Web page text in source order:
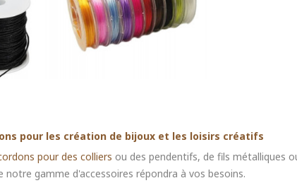
pour les création de bijoux et les loisirs créatifs
pour des colliers ou des pendentifs, de fils métalliques
gamme d'accessoires répondra à vos besoins.